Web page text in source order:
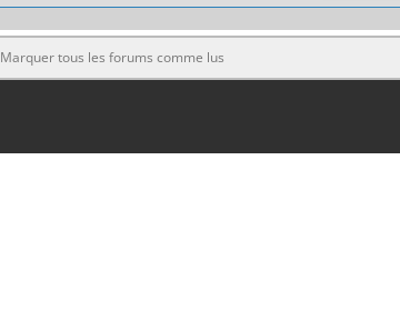
Marquer tous les forums comme lus